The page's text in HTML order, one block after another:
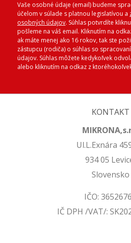
Vaše osobné údaje (email) budeme
účelom v súlade s platnou legislatívou a
osobných údajov. Súhlas potvrdíte
pošleme na váš email. Kliknutím na
ak máte menej ako 16 rokov, tak ste
zástupcu (rodiča) o súhlas so
údajov. Súhlas môžete kedykoľvek
alebo kliknutím na odkaz z
KONTAKT
Ul.L.Exnára
934 05
Slovensko
IČO:
IČ DPH /VAT/: